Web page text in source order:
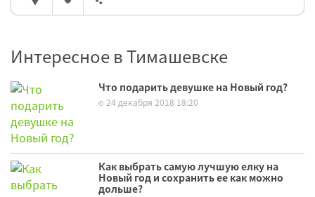
Интересное в Тимашевске
Что подарить девушке на Новый год?
24 декабря 2018 18:20
Как выбрать самую лучшую елку на
Новый год и сохранить ее как можно
дольше?